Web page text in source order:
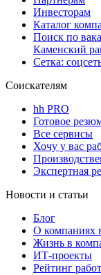
Инвесторам
Каталог
Поиск по
Каменский
Сетка:
Соискателям
hh PRO
Готовое
Все сервисы
Хочу у вас
Экспертная
Новости и статьи
Блог
О компаниях
Жизнь в
ИТ-проекты
Рейтинг